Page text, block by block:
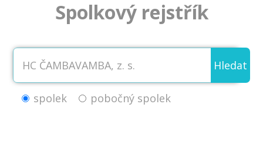
Spolkový rejstřík
Hledat
spolek pobočný spolek